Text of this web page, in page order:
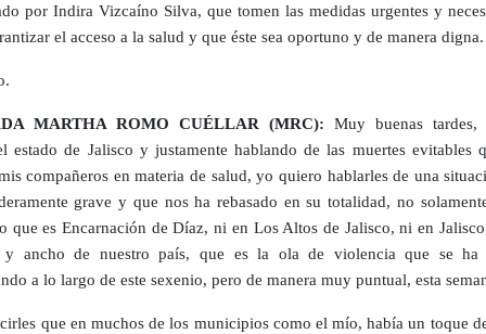
por Indira Vizcaíno Silva, que tomen las medidas urgentes y
el acceso a la salud y que éste sea oportuno y de manera digna.
MARTHA ROMO CUÉLLAR (MRC): Muy buenas tardes,
estado de Jalisco y justamente hablando de las muertes evitables
compañeros en materia de salud, yo quiero hablarles de una
grave y que nos ha rebasado en su totalidad, no
que es Encarnación de Díaz, ni en Los Altos de Jalisco, ni en
ancho de nuestro país, que es la ola de violencia que se ha
a lo largo de este sexenio, pero de manera muy puntual, esta
que en muchos de los municipios como el mío, había un toque